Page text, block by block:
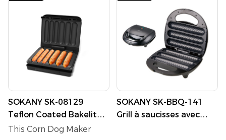
SOKANY SK-08129
Teflon Coated Bakelite
Corn Dog Maker - 850W
This Corn Dog Maker
SOKANY SK-BBQ-141
Grill à saucisses avec